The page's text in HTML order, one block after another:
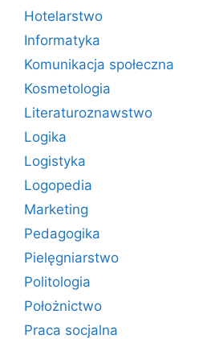
Hotelarstwo
Informatyka
Komunikacja społeczna
Kosmetologia
Literaturoznawstwo
Logika
Logistyka
Logopedia
Marketing
Pedagogika
Pielęgniarstwo
Politologia
Położnictwo
Praca socjalna